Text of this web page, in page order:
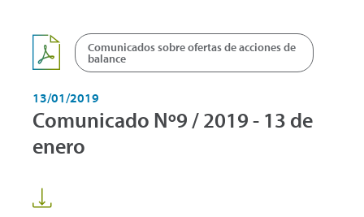
Comunicados sobre ofertas de acciones de
balance
13/01/2019
Comunicado Nº9 / 2019 - 13 de
enero